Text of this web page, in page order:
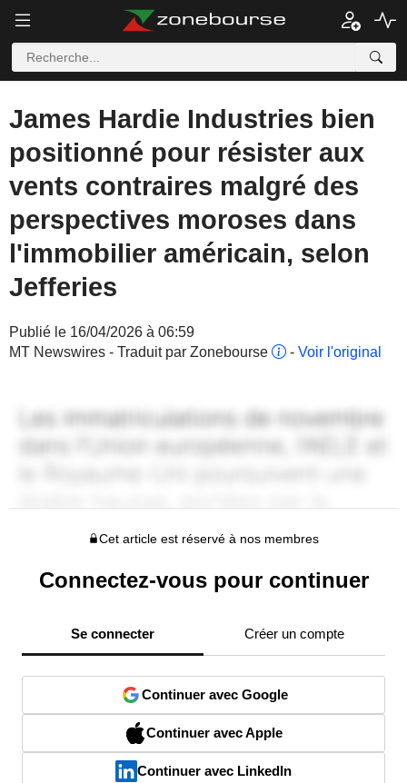
James Hardie Industries bien
positionné pour résister aux
vents contraires malgré des
perspectives moroses dans
l'immobilier américain, selon
Jefferies
Publié le 16/04/2026 à 06:59
MT Newswires - Traduit par Zonebourse
- Voir l'original
Cet article est réservé à nos membres
Connectez-vous pour continuer
Se connecter Créer un compte
Continuer avec Google
Continuer avec Apple
Continuer avec LinkedIn